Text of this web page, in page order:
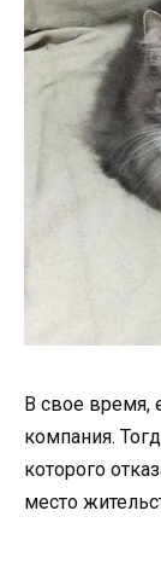
В свое время,
компания.
которого
место